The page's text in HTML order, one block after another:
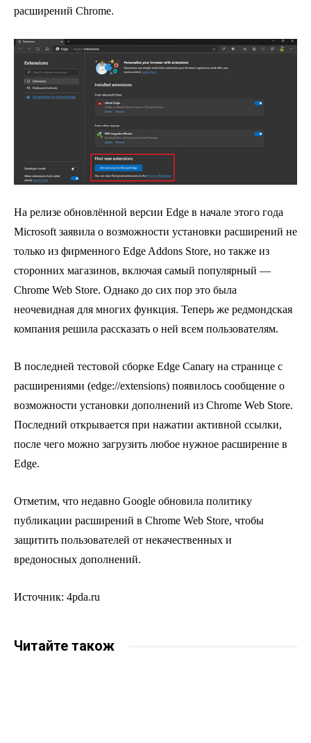
расширений Chrome.
На релизе обновлённой версии Edge в начале этого года
Microsoft заявила о возможности установки расширений не
только из фирменного Edge Addons Store, но также из
сторонних магазинов, включая самый популярный —
Chrome Web Store. Однако до сих пор это была
неочевидная для многих функция. Теперь же редмондская
компания решила рассказать о ней всем пользователям.
В последней тестовой сборке Edge Canary на странице с
расширениями (edge://extensions) появилось сообщение о
возможности установки дополнений из Chrome Web Store.
Последний открывается при нажатии активной ссылки,
после чего можно загрузить любое нужное расширение в
Edge.
Отметим, что недавно Google обновила политику
публикации расширений в Chrome Web Store, чтобы
защитить пользователей от некачественных и
вредоносных дополнений.
Источник: 4pda.ru
Читайте також